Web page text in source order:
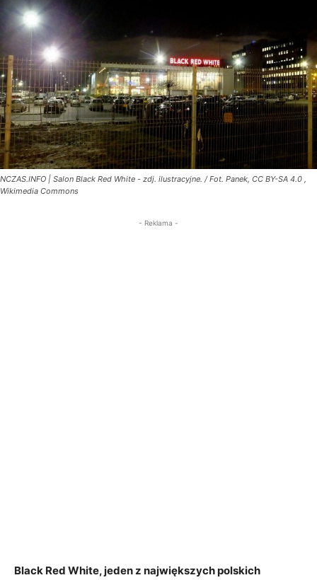
NCZAS.INFO | Salon Black Red White - zdj. ilustracyjne. / Fot. Panek, CC BY-SA 4.0 ,
Wikimedia Commons
- Reklama -
Black Red White, jeden z największych polskich